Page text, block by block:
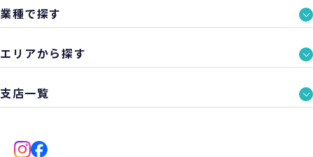
業種で探す
エリアから探す
支店一覧